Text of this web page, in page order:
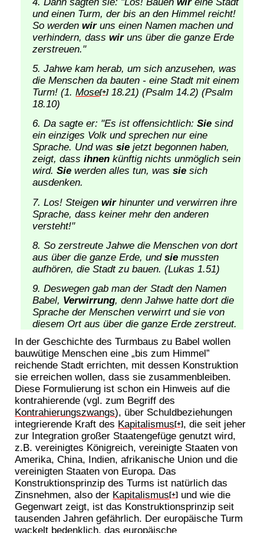
und einen Turm, der bis an den Himmel reicht!
So werdenwiruns einen Namen machen und
verhindern, dasswiruns über die ganze Erde
zerstreuen."
Jahwe kam herab, um sich anzusehen, was
die Menschen da bauten - eine Stadt mit einem
Turm! (1.Mose[+]18.21) (Psalm 14.2) (Psalm
18.10)
Da sagte er: "Es ist offensichtlich:Sie sind
ein einziges Volk und sprechen nur eine
Sprache. Und wassie jetzt begonnen haben,
zeigt, dassihnen künftig nichts unmöglich sein
wird.Sie werden alles tun, wassie sich
ausdenken.
Los! Steigenwirhinunter und verwirren ihre
Sprache, dass keiner mehr den anderen
versteht!"
So zerstreute Jahwe die Menschen von dort
aus über die ganze Erde, undsie mussten
aufhören, die Stadt zu bauen. (Lukas 1.51)
Deswegen gab man der Stadt den Namen
Babel, Verwirrung, denn Jahwe hatte dort die
Sprache der Menschen verwirrt und sie von
diesem Ort aus über die ganze Erde zerstreut.
In der Geschichte des Turmbaus zu Babel wollen
bauwütige Menschen eine „bis zum Himmel”
reichende Stadt errichten, mit dessen Konstruktion
sie erreichen wollen, dass sie zusammenbleiben.
Diese Formulierung ist schon ein Hinweis auf die
kontrahierende (vgl. zum Begriff des
Kontrahierungszwangs), über Schuldbeziehungen
integrierende Kraft des Kapitalismus[+] , die seit jeher
zur Integration großer Staatengefüge genutzt wird,
z.B. vereinigtes Königreich, vereinigte Staaten von
Amerika, China, Indien, afrikanische Union und die
vereinigten Staaten von Europa. Das
Konstruktionsprinzip des Turms ist natürlich das
Zinsnehmen, also der Kapitalismus[+] und wie die
Gegenwart zeigt, ist das Konstruktionsprinzip seit
tausenden Jahren gefährlich. Der europäische Turm
wackelt bedenklich, das europäische